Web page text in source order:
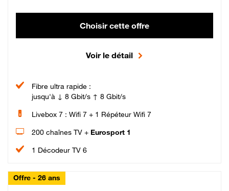
Choisir cette offre
Voir le détail
Fibre ultra rapide :
jusqu'à ↓ 8 Gbit/s ↑ 8 Gbit/s
Livebox 7 : Wifi 7 + 1 Répéteur Wifi 7
200 chaînes TV + Eurosport 1
1 Décodeur TV 6
Offre - 26 ans